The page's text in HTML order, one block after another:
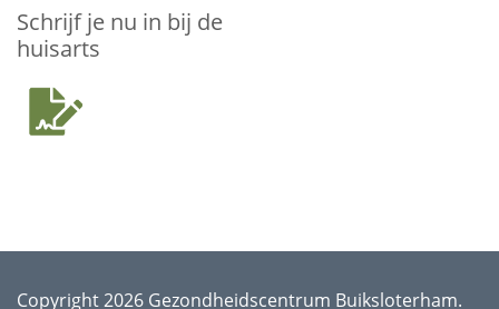
Schrijf je nu in bij de
huisarts
Copyright 2026 Gezondheidscentrum Buiksloterham.